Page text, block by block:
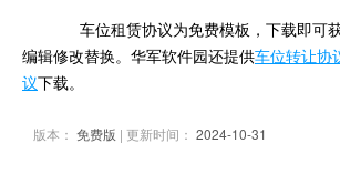
车位租赁协议为免费模板，下载即可
编辑修改替换。华军软件园还提供车位转让协
议下载。
版本： 免费版 | 更新时间： 2024-10-31